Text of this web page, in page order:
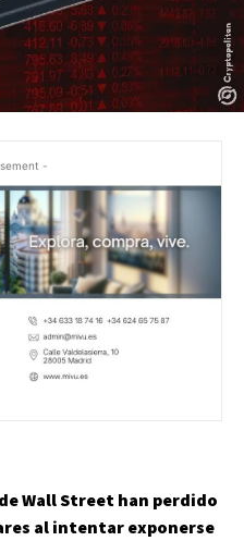
-
Wall Street han perdido
al intentar exponerse